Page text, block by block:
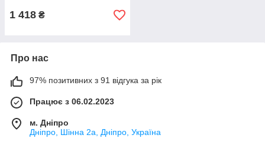
1 418 ₴
Про нас
97% позитивних з 91 відгука за рік
Працює з 06.02.2023
м. Дніпро
Дніпро, Шінна 2а, Дніпро, Україна